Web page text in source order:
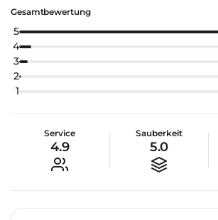
Gesamtbewertung
5
4
3
2
1
Service
4.9
Sauberkeit
5.0